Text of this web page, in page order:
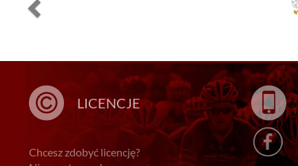
LICENCJE
Chcesz zdobyć licencję?